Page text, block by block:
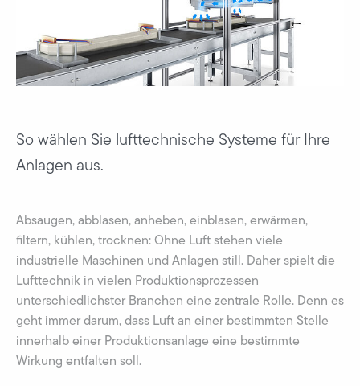
So wählen Sie lufttechnische Systeme für Ihre
Anlagen aus.
Absaugen, abblasen, anheben, einblasen, erwärmen,
filtern, kühlen, trocknen: Ohne Luft stehen viele
industrielle Maschinen und Anlagen still. Daher spielt die
Lufttechnik in vielen Produktionsprozessen
unterschiedlichster Branchen eine zentrale Rolle. Denn es
geht immer darum, dass Luft an einer bestimmten Stelle
innerhalb einer Produktionsanlage eine bestimmte
Wirkung entfalten soll.